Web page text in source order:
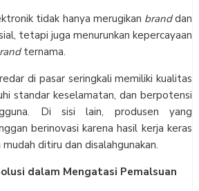
tidak hanya merugikan branddan
tetapi juga menurunkan kepercayaan
ternama.
di pasar seringkali memiliki kualitas
standar keselamatan, dan berpotensi
Di sisi lain, produsen yang
berinovasi karena hasil kerja keras
ditiru dan disalahgunakan.
dalam Mengatasi Pemalsuan